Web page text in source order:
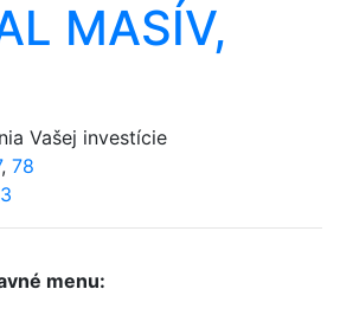
MASÍV,
Vašej investície
, 78
menu: